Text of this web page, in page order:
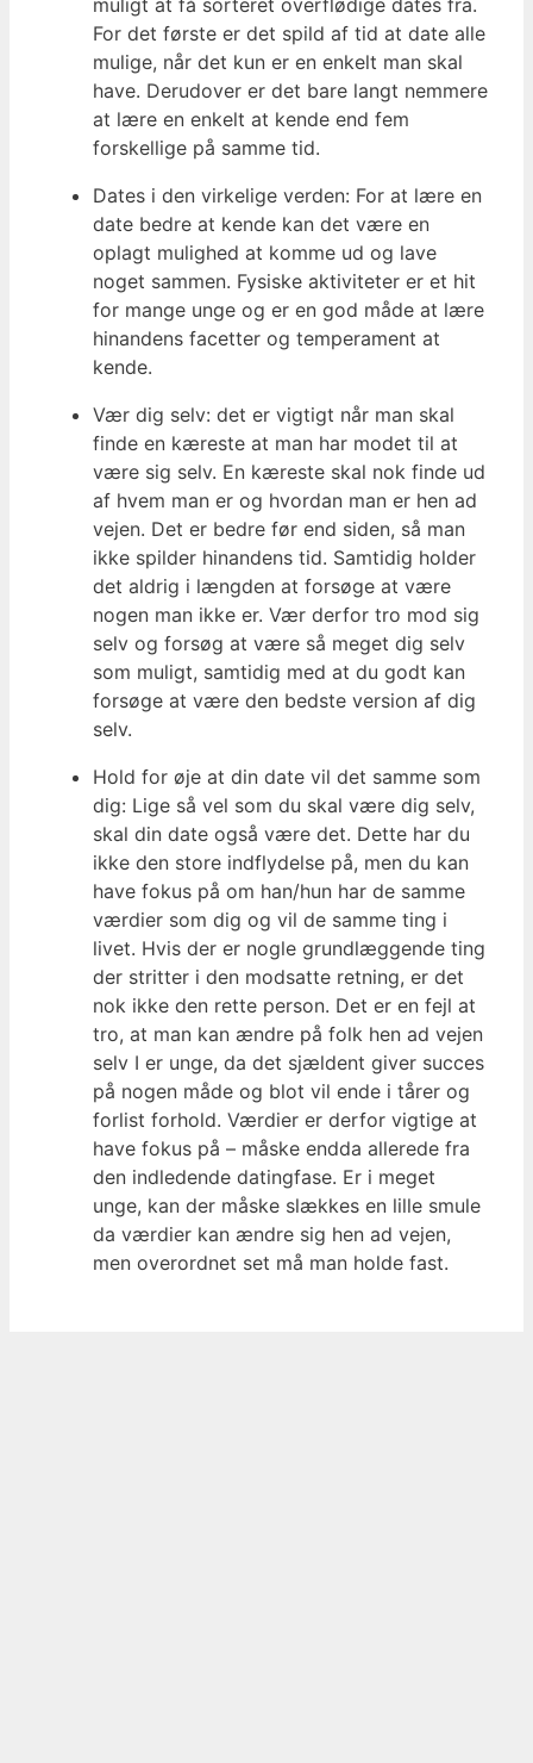
For det første er det spild af tid at date alle
mulige, når det kun er en enkelt man skal
have. Derudover er det bare langt nemmere
at lære en enkelt at kende end fem
forskellige på samme tid.
Dates i den virkelige verden: For at lære en
date bedre at kende kan det være en
oplagt mulighed at komme ud og lave
noget sammen. Fysiske aktiviteter er et hit
for mange unge og er en god måde at lære
hinandens facetter og temperament at
kende.
Vær dig selv: det er vigtigt når man skal
finde en kæreste at man har modet til at
være sig selv. En kæreste skal nok finde ud
af hvem man er og hvordan man er hen ad
vejen. Det er bedre før end siden, så man
ikke spilder hinandens tid. Samtidig holder
det aldrig i længden at forsøge at være
nogen man ikke er. Vær derfor tro mod sig
selv og forsøg at være så meget dig selv
som muligt, samtidig med at du godt kan
forsøge at være den bedste version af dig
selv.
Hold for øje at din date vil det samme som
dig: Lige så vel som du skal være dig selv,
skal din date også være det. Dette har du
ikke den store indflydelse på, men du kan
have fokus på om han/hun har de samme
værdier som dig og vil de samme ting i
livet. Hvis der er nogle grundlæggende ting
der stritter i den modsatte retning, er det
nok ikke den rette person. Det er en fejl at
tro, at man kan ændre på folk hen ad vejen
selv I er unge, da det sjældent giver succes
på nogen måde og blot vil ende i tårer og
forlist forhold. Værdier er derfor vigtige at
have fokus på – måske endda allerede fra
den indledende datingfase. Er i meget
unge, kan der måske slækkes en lille smule
da værdier kan ændre sig hen ad vejen,
men overordnet set må man holde fast.